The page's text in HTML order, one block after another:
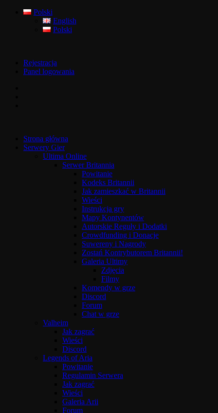
Polski
English
Polski
Rejestracja
Panel logowania
Strona główna
Serwery Gier
Ultima Online
Serwer Britannia
Powitanie
Kodeks Britannii
Jak zamieszkać w Britannii
Wieści
Instrukcja gry
Mapy Kontynentów
Autorskie Reguły i Dodatki
Crowdfunding i Donacje
Suwereny i Nagrody
Zostań Kontrybutorem Britannii!
Galeria Ultimy
Zdjęcia
Filmy
Komendy w grze
Discord
Forum
Chat w grze
Valheim
Jak zagrać
Wieści
Discord
Legends of Aria
Powitanie
Regulamin Serwera
Jak zagrać
Wieści
Galeria Arii
Forum